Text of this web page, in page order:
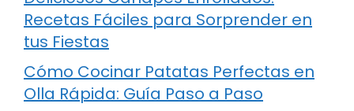
Recetas Fáciles para Sorprender en
tus Fiestas
Cómo Cocinar Patatas Perfectas en
Olla Rápida: Guía Paso a Paso